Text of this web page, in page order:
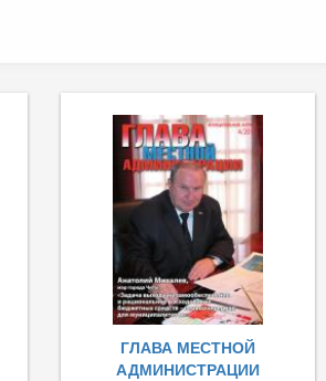
ГЛАВА МЕСТНОЙ
АДМИНИСТРАЦИИ